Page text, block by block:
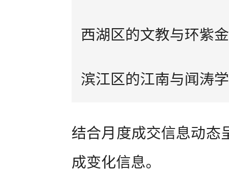
西湖区的文教与环紫
滨江区的江南与闻涛
结合月度成交信息动态
成变化信息。